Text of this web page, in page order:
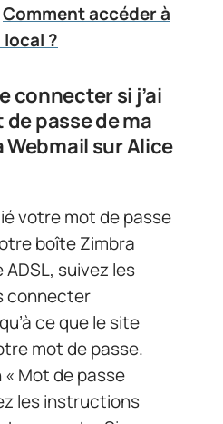
Comment accéder à
?
connecter si j’ai
passe de ma
sur Alice
votre mot de passe
boîte Zimbra
suivez les
connecter
ce que le site
mot de passe.
« Mot de passe
les instructions